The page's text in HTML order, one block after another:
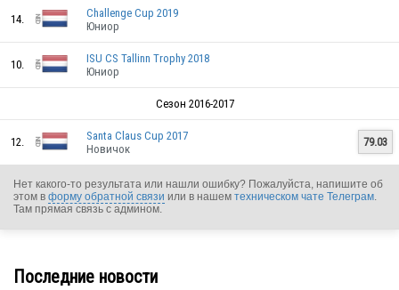
NED
14.
Challenge Cup 2019
Юниор
10.
ISU CS Tallinn Trophy 2018
Юниор
Сезон 2016-2017
12.
Santa Claus Cup 2017
Новичок
79.03
Нет какого-то результата или нашли ошибку? Пожалуйста, напишите об
этом в форму обратной связи или в нашем техническом чате Телеграм
Там прямая связь с админом.
Последние новости